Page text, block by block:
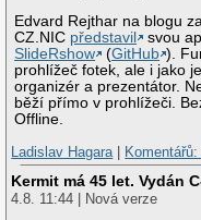
Edvard Rejthar na blogu
CZ.NIC představil
svou
SlideRshow
(GitHub ).
prohlížeč fotek, ale i jako
organizér a prezentátor.
běží přímo v prohlížeči.
Offline.
Ladislav Hagara| Komentářů:
Kermit má 45 let. Vydán
4.8. 11:44 | Nová verze